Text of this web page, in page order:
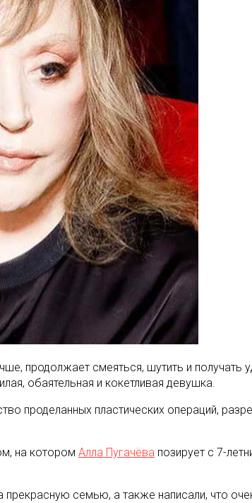
продолжает смеяться, шутить и
обаятельная и кокетливая девушка.
проделанных пластических операций,
на котором Алла Пугачёва позирует с 7-
прекрасную семью, а также написали, что